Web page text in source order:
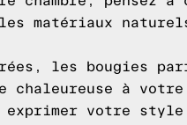
matériaux
les bougies
à votre
votre